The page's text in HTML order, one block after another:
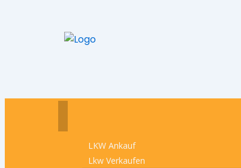
LKW Ankauf
Lkw Verkaufen